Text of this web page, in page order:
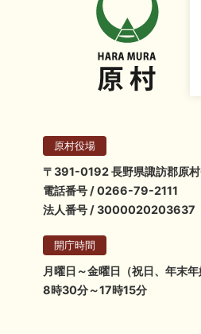
原村役場
〒391-0192 長野県諏訪郡原
電話番号 / 0266-79-2111
法人番号 / 3000020203637
開庁時間
月曜日～金曜日（祝日、年末年
8時30分～17時15分